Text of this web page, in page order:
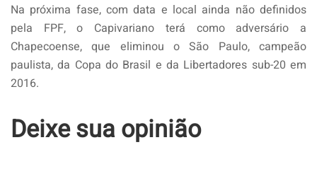
Na próxima fase, com data e local ainda não definidos
pela FPF, o Capivariano terá como adversário a
Chapecoense, que eliminou o São Paulo, campeão
paulista, da Copa do Brasil e da Libertadores sub-20 em
2016.
Deixe sua opinião